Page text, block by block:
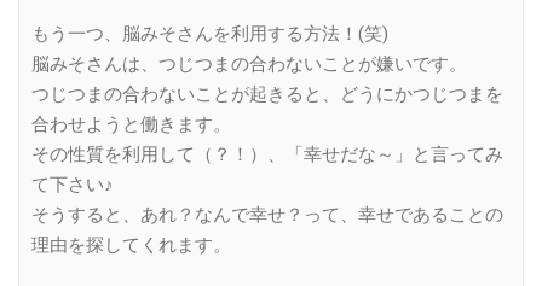
もう一つ、脳みそさんを利用する方法！(笑)
脳みそさんは、つじつまの合わないことが嫌いです。
つじつまの合わないことが起きると、どうにかつじつまを
合わせようと働きます。
その性質を利用して（？！）、「幸せだな～」と言ってみ
て下さい♪
そうすると、あれ？なんで幸せ？って、幸せであることの
理由を探してくれます。